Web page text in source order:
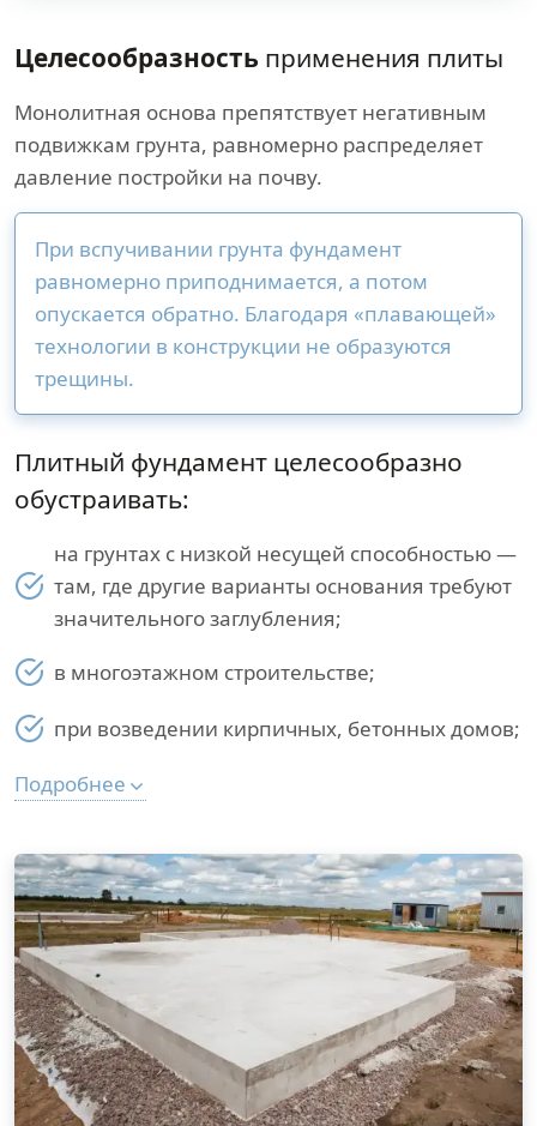
Целесообразность применения плиты
Монолитная основа препятствует негативным
подвижкам грунта, равномерно распределяет
давление постройки на почву.
При вспучивании грунта фундамент
равномерно приподнимается, а потом
опускается обратно. Благодаря «плавающей»
технологии в конструкции не образуются
трещины.
Плитный фундамент целесообразно
обустраивать:
на грунтах с низкой несущей способностью —
там, где другие варианты основания требуют
значительного заглубления;
в многоэтажном строительстве;
при возведении кирпичных, бетонных домов;
Подробнее